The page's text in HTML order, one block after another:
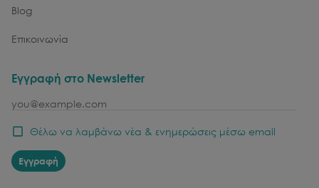
Blog
Επικοινωνία
Εγγραφή στο Newsletter
email
Θέλω να λαμβάνω νέα & ενημερώσεις μέσω email
Εγγραφή